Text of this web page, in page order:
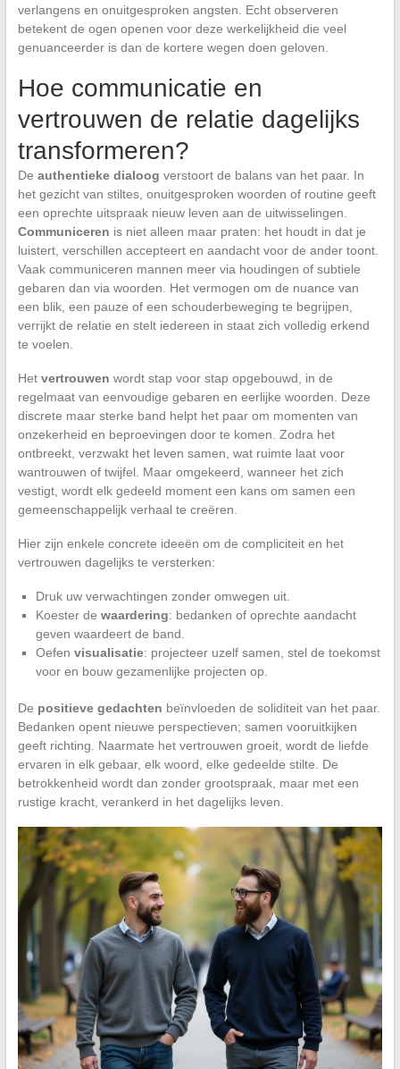
verlangens en onuitgesproken angsten. Echt observeren
betekent de ogen openen voor deze werkelijkheid die veel
genuanceerder is dan de kortere wegen doen geloven.
Hoe communicatie en
vertrouwen de relatie dagelijks
transformeren?
De authentieke dialoog verstoort de balans van het paar. In
het gezicht van stiltes, onuitgesproken woorden of routine geeft
een oprechte uitspraak nieuw leven aan de uitwisselingen.
Communiceren is niet alleen maar praten: het houdt in dat je
luistert, verschillen accepteert en aandacht voor de ander toont.
Vaak communiceren mannen meer via houdingen of subtiele
gebaren dan via woorden. Het vermogen om de nuance van
een blik, een pauze of een schouderbeweging te begrijpen,
verrijkt de relatie en stelt iedereen in staat zich volledig erkend
te voelen.
Het vertrouwen wordt stap voor stap opgebouwd, in de
regelmaat van eenvoudige gebaren en eerlijke woorden. Deze
discrete maar sterke band helpt het paar om momenten van
onzekerheid en beproevingen door te komen. Zodra het
ontbreekt, verzwakt het leven samen, wat ruimte laat voor
wantrouwen of twijfel. Maar omgekeerd, wanneer het zich
vestigt, wordt elk gedeeld moment een kans om samen een
gemeenschappelijk verhaal te creëren.
Hier zijn enkele concrete ideeën om de compliciteit en het
vertrouwen dagelijks te versterken:
Druk uw verwachtingen zonder omwegen uit.
Koester de waardering: bedanken of oprechte aandacht
geven waardeert de band.
Oefen visualisatie: projecteer uzelf samen, stel de toekomst
voor en bouw gezamenlijke projecten op.
De positieve gedachten beïnvloeden de soliditeit van het paar.
Bedanken opent nieuwe perspectieven; samen vooruitkijken
geeft richting. Naarmate het vertrouwen groeit, wordt de liefde
ervaren in elk gebaar, elk woord, elke gedeelde stilte. De
betrokkenheid wordt dan zonder grootspraak, maar met een
rustige kracht, verankerd in het dagelijks leven.